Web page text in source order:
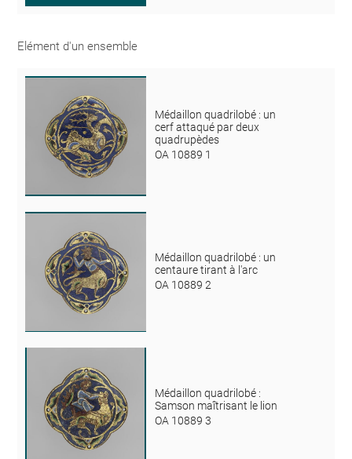
Elément d'un ensemble
Médaillon quadrilobé : un
cerf attaqué par deux
quadrupèdes
OA 10889 1
Médaillon quadrilobé : un
centaure tirant à l'arc
OA 10889 2
Médaillon quadrilobé :
Samson maîtrisant le lion
OA 10889 3